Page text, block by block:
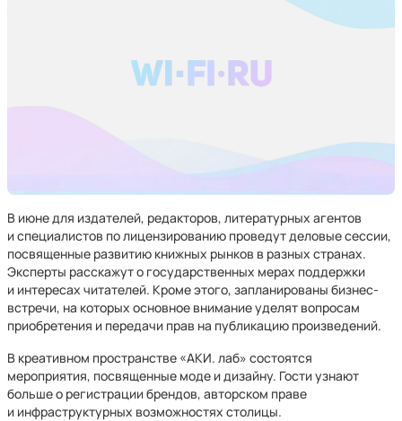
В июне для издателей, редакторов, литературных агентов
и специалистов по лицензированию проведут деловые сессии,
посвященные развитию книжных рынков в разных странах.
Эксперты расскажут о государственных мерах поддержки
и интересах читателей. Кроме этого, запланированы бизнес-
встречи, на которых основное внимание уделят вопросам
приобретения и передачи прав на публикацию произведений.
В креативном пространстве «АКИ. лаб» состоятся
мероприятия, посвященные моде и дизайну. Гости узнают
больше о регистрации брендов, авторском праве
и инфраструктурных возможностях столицы.